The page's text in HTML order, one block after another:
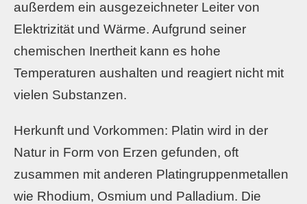
außerdem ein ausgezeichneter Leiter von
Elektrizität und Wärme. Aufgrund seiner
chemischen Inertheit kann es hohe
Temperaturen aushalten und reagiert nicht mit
vielen Substanzen.
Herkunft und Vorkommen: Platin wird in der
Natur in Form von Erzen gefunden, oft
zusammen mit anderen Platingruppenmetallen
wie Rhodium, Osmium und Palladium. Die